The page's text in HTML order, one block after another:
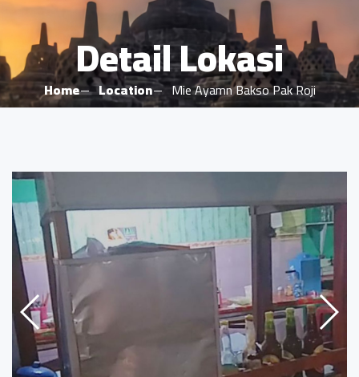
Detail Lokasi
Home Location Mie Ayamn Bakso Pak Roji